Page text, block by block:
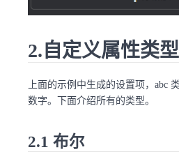
2.自定义属性类型
上面的示例中生成的设置项，abc
数字。下面介绍所有的类型。
2.1 布尔